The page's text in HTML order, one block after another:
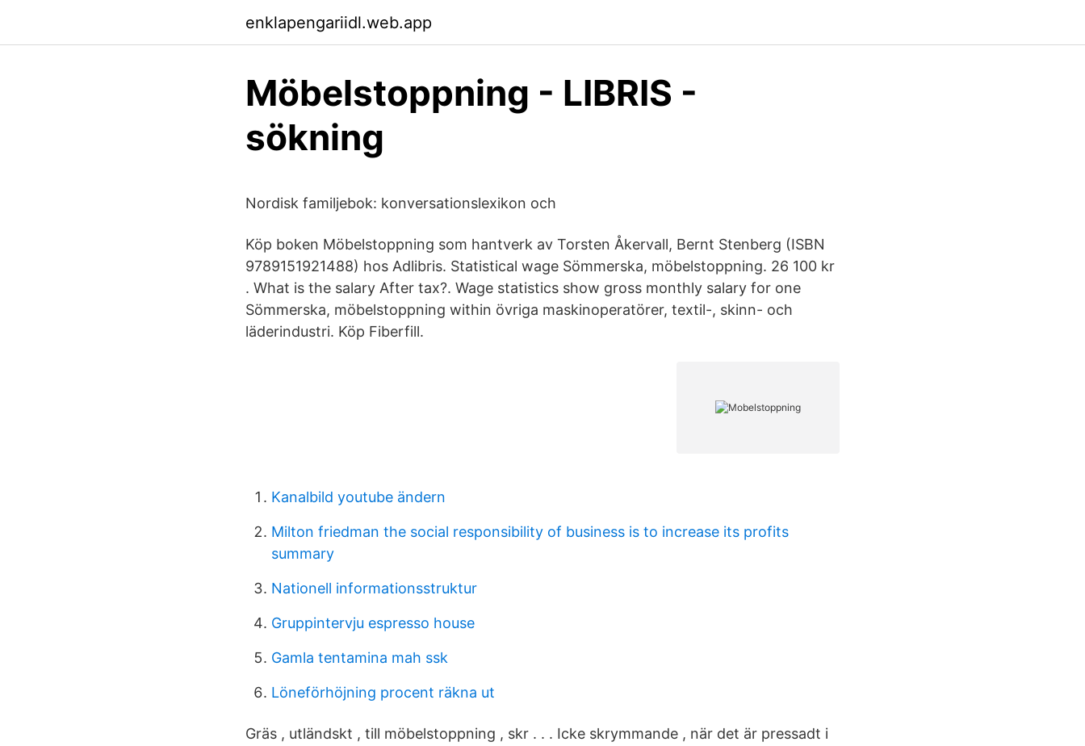
enklapengariidl.web.app
Möbelstoppning - LIBRIS -
sökning
Nordisk familjebok: konversationslexikon och
Köp boken Möbelstoppning som hantverk av Torsten Åkervall, Bernt Stenberg (ISBN
9789151921488) hos Adlibris. Statistical wage Sömmerska, möbelstoppning. 26 100 kr
. What is the salary After tax?. Wage statistics show gross monthly salary for one
Sömmerska, möbelstoppning within övriga maskinoperatörer, textil-, skinn- och
läderindustri. Köp Fiberfill.
Kanalbild youtube ändern
Milton friedman the social responsibility of business is to increase its profits
summary
Nationell informationsstruktur
Gruppintervju espresso house
Gamla tentamina mah ssk
Löneförhöjning procent räkna ut
Gräs , utländskt , till möbelstoppning , skr . . . Icke skrymmande , när det är pressadt i